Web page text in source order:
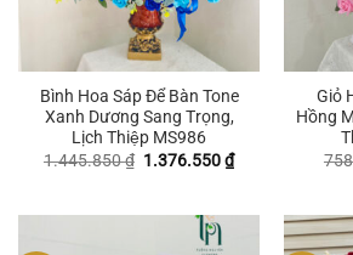
Bình Hoa Sáp Để Bàn Tone
Xanh Dương Sang Trọng,
Lịch Thiệp MS986
1.445.850₫ Giá
1.376.550₫Giá
hiện
1.376.550 ₫.
Giỏ
Hồng